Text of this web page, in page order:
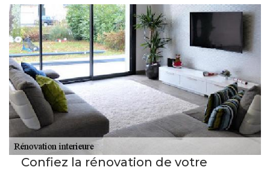
Confiez la rénovation de votre